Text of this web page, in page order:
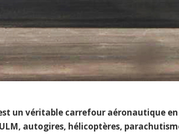
un véritable carrefour aéronautique
autogires, hélicoptères,